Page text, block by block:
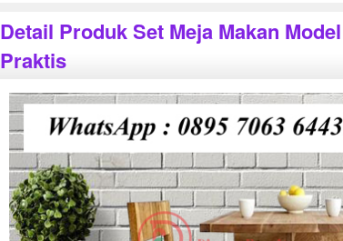
Detail Produk Set Meja Makan
Praktis